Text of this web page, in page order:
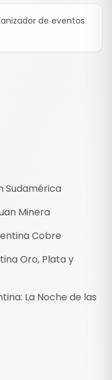
de eventos
Sudamérica
Minera
Cobre
Oro, Plata y
La Noche de las